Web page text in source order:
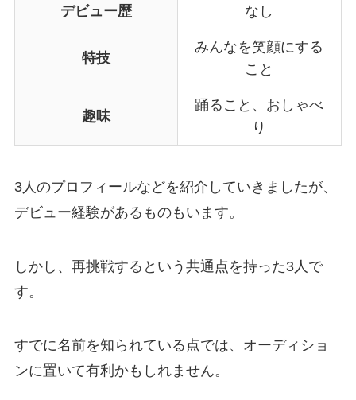
デビュー歴 なし
特技
みんなを笑顔にする
こと
趣味
踊ること、おしゃべ
り
3人のプロフィールなどを紹介していきましたが、
デビュー経験があるものもいます。
しかし、再挑戦するという共通点を持った3人で
す。
すでに名前を知られている点では、オーディショ
ンに置いて有利かもしれません。